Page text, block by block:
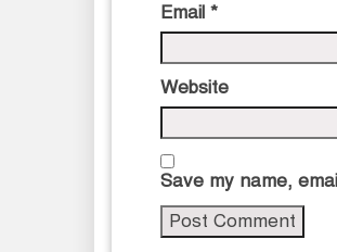
Email *
Website
Save my name,